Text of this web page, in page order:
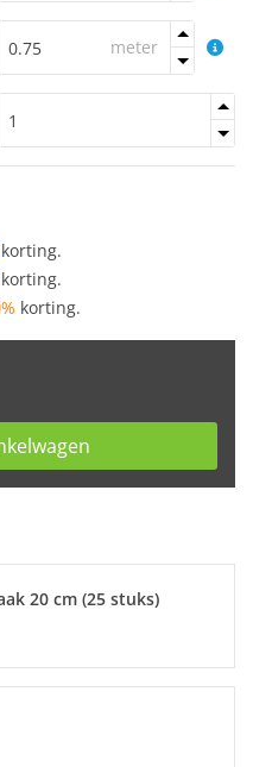
meter
korting.
korting.
korting.
20 cm (25 stuks)